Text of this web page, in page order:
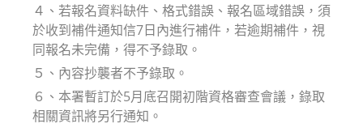
４、若報名資料缺件、格式錯誤、報名區域錯誤，須
於收到補件通知信7日內進行補件，若逾期補件，視
同報名未完備，得不予錄取。
５、內容抄襲者不予錄取。
６、本署暫訂於5月底召開初階資格審查會議，錄取
相關資訊將另行通知。